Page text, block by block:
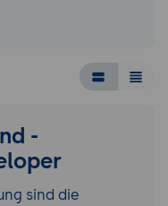
-
sind die